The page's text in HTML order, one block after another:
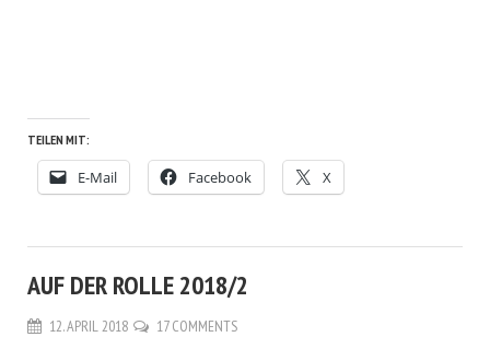
TEILEN MIT:
E-Mail Facebook X
AUF DER ROLLE 2018/2
12. APRIL 2018 17 COMMENTS